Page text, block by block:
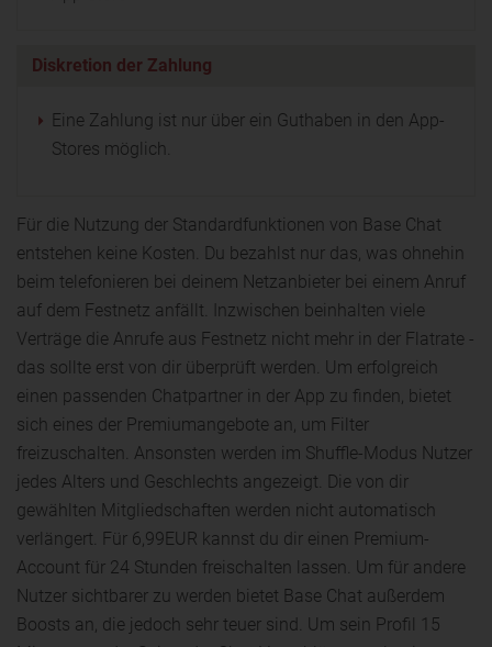
Diskretion der Zahlung
Eine Zahlung ist nur über ein Guthaben in den App-
Stores möglich.
Für die Nutzung der Standardfunktionen von Base Chat
entstehen keine Kosten. Du bezahlst nur das, was ohnehin
beim telefonieren bei deinem Netzanbieter bei einem Anruf
auf dem Festnetz anfällt. Inzwischen beinhalten viele
Verträge die Anrufe aus Festnetz nicht mehr in der Flatrate -
das sollte erst von dir überprüft werden. Um erfolgreich
einen passenden Chatpartner in der App zu finden, bietet
sich eines der Premiumangebote an, um Filter
freizuschalten. Ansonsten werden im Shuffle-Modus Nutzer
jedes Alters und Geschlechts angezeigt. Die von dir
gewählten Mitgliedschaften werden nicht automatisch
verlängert. Für 6,99EUR kannst du dir einen Premium-
Account für 24 Stunden freischalten lassen. Um für andere
Nutzer sichtbarer zu werden bietet Base Chat außerdem
Boosts an, die jedoch sehr teuer sind. Um sein Profil 15